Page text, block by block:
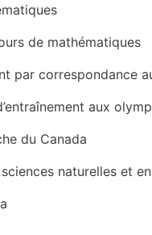
de mathématiques
par correspondance
aux
du Canada
naturelles et